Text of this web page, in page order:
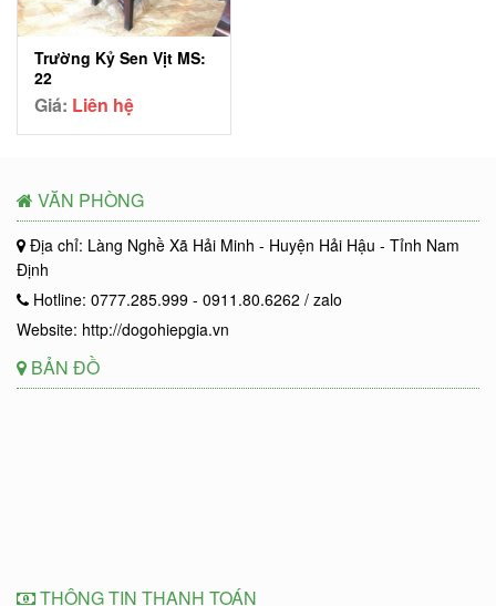
Trường Kỷ Sen Vịt MS:
22
Giá: Liên hệ
VĂN PHÒNG
Địa chỉ: Làng Nghề Xã Hải Minh - Huyện Hải Hậu - Tỉnh Nam
Định
Hotline: 0777.285.999 - 0911.80.6262 / zalo
Website: http://dogohiepgia.vn
BẢN ĐỒ
THÔNG TIN THANH TOÁN